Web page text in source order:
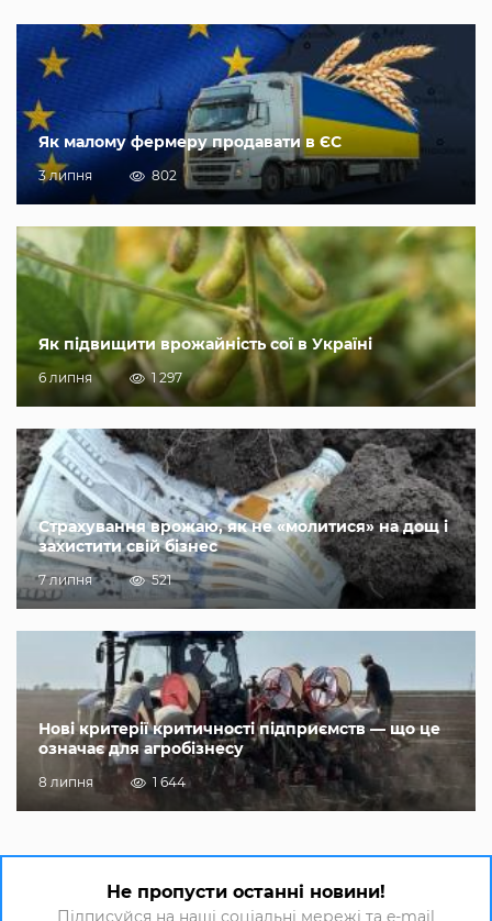
Як малому фермеру продавати в ЄС
3 липня 802
Як підвищити врожайність сої в Україні
6 липня 1 297
Страхування врожаю, як не «молитися» на дощ і
захистити свій бізнес
7 липня 521
Нові критерії критичності підприємств — що це
означає для агробізнесу
8 липня 1 644
Не пропусти останні новини!
Підписуйся на наші соціальні мережі та e-mail